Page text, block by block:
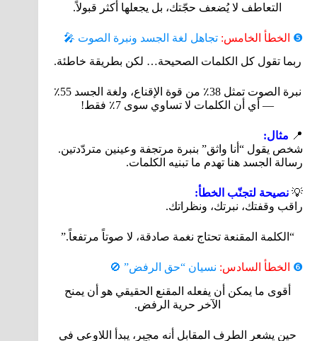
التعاطف لا يُضعف حجّتك، بل يجعلها أكثر قبولاً.
❺ الخطأ الخامس: تجاهل لغة الجسد ونبرة الصوت 🎤
ربما تقول كل الكلمات الصحيحة… لكن بطريقة خاطئة.
نبرة الصوت تمثل 38٪ من قوة الإقناع، ولغة الجسد 55٪
— أي أن الكلمات لا تساوي سوى 7٪ فقط!
📍 مثال:
شخص يقول “أنا واثق” بنبرة مرتجفة وعينين متردّدتين.
رسالة الجسد هنا تهدم ما تبنيه الكلمات.
💡 نصيحة لتجنّب الخطأ:
راقب وقفتك، نبرتك، ونظراتك.
“الكلمة المقنعة تحتاج نغمة صادقة، لا صوتاً مرتفعاً.”
❻ الخطأ السادس: نسيان “حق الرفض” 🚫
أقوى ما يمكن أن يفعله المقنع الحقيقي هو أن يمنح
الآخر حرية الرفض.
حين يشعر الطرف المقابل أنه مجبر، يبدأ اللاوعي في